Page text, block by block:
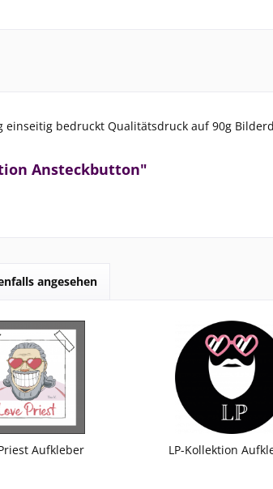
bedruckt Qualitätsdruck auf 90g
Ansteckbutton"
angesehen
Aufkleber LP-Kollektion